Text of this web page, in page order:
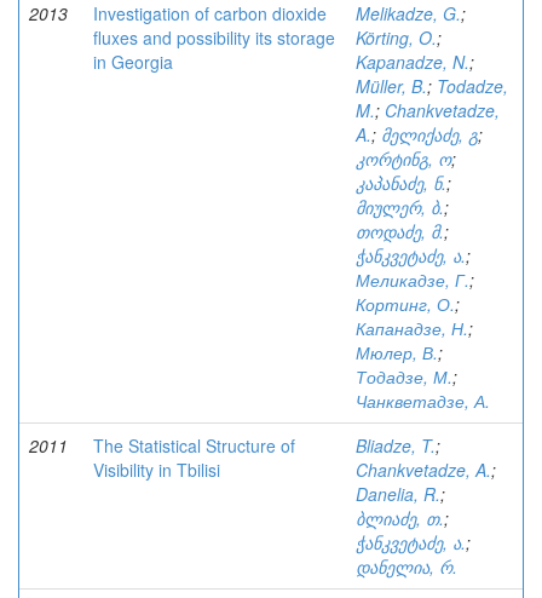
2013
Investigation of carbon dioxide
fluxes and possibility its storage
in Georgia
Melikadze, G.;
Körting, O.;
Kapanadze, N.;
Müller, B.; Todadze,
M.; Chankvetadze,
A.; მელიქაძე, გ;
კორტინგ, ო;
კაპანაძე, ნ.;
მიულერ, ბ.;
თოდაძე, მ.;
ჭანკვეტაძე, ა.;
Меликадзе, Г.;
Кортинг, О.;
Капанадзе, Н.;
Мюлер, В.;
Тодадзе, М.;
Чанкветадзе, А.
2011
The Statistical Structure of
Visibility in Tbilisi
Bliadze, T.;
Chankvetadze, A.;
Danelia, R.;
ბლიაძე, თ.;
ჭანკვეტაძე, ა.;
დანელია, რ.